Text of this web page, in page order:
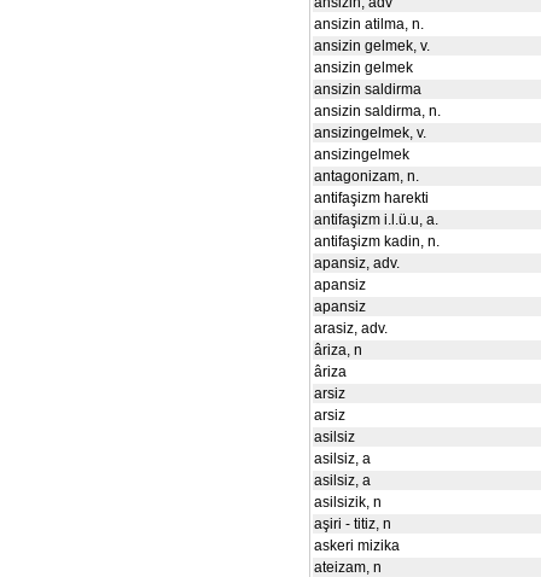
ansizin atilma, n.
ansizin gelmek, v.
ansizin gelmek
ansizin saldirma
ansizin saldirma, n.
ansizingelmek, v.
ansizingelmek
antagonizam, n.
antifaşizm harekti
antifaşizm i.l.ü.u, a.
antifaşizm kadin, n.
apansiz, adv.
apansiz
apansiz
arasiz, adv.
âriza, n
âriza
arsiz
arsiz
asilsiz
asilsiz, a
asilsiz, a
asilsizik, n
aşiri - titiz, n
askeri mizika
ateizam, n